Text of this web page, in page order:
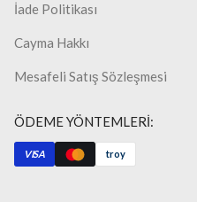
İade Politikası
Cayma Hakkı
Mesafeli Satış Sözleşmesi
ÖDEME YÖNTEMLERİ:
VISA troy